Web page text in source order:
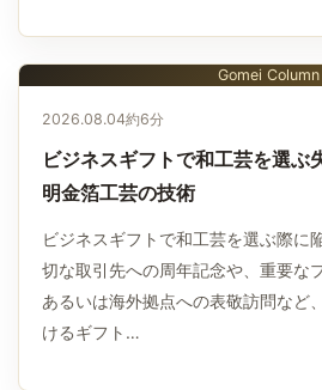
Gomei Column
2026.08.04約6分
ビジネスギフトで和工芸を選ぶ
明金箔工芸の技術
ビジネスギフトで和工芸を選ぶ際に
切な取引先への周年記念や、重要な
あるいは海外拠点への表敬訪問など
けるギフト…